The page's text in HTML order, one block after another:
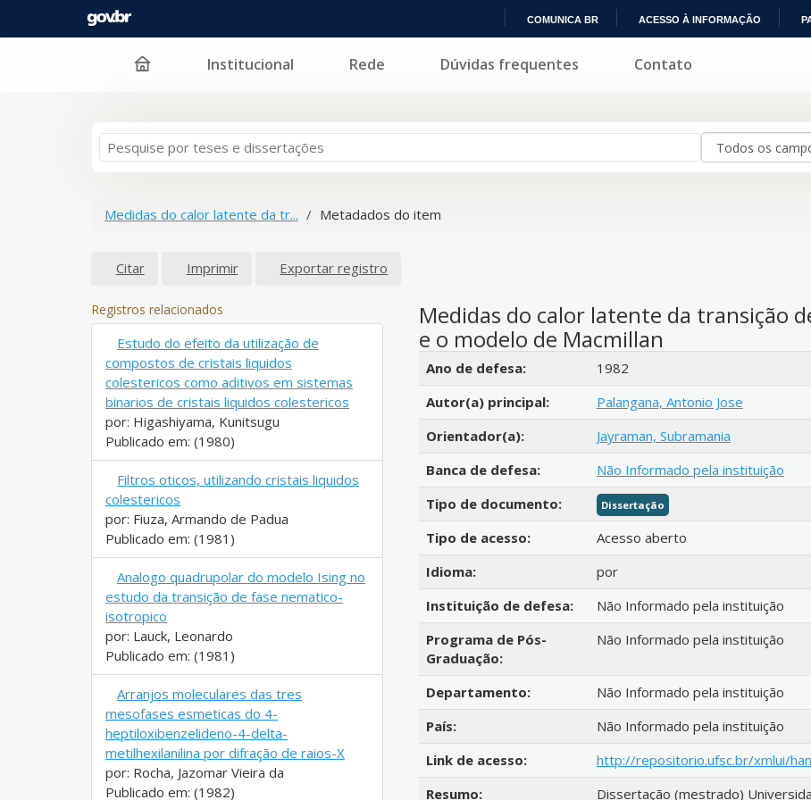
COMUNICA BR ACESSO À INFORMAÇÃO
Pular para o conteúdo Institucional Rede Dúvidas frequentes Contato
Medidas do calor latente da tr... Metadados do item
Citar Imprimir Exportar registro
Medidas do calor latente da transição
e o modelo de Macmillan
Detalhes bibliográficos
Ano de defesa:
1982
Autor(a) principal:
Palangana, Antonio Jose
Orientador(a):
Jayraman, Subramania
Banca de defesa:
Não Informado pela instituição
Tipo de documento:
Dissertação
Tipo de acesso:
Acesso aberto
Idioma:
por
Instituição de defesa:
Não Informado pela instituição
Programa de Pós-
Graduação:
Não Informado pela instituição
Departamento:
Não Informado pela instituição
País:
Não Informado pela instituição
Link de acesso:
http://repositorio.ufsc.br/xmlui/
Resumo:
Dissertação (mestrado)
Registros relacionados
Estudo do efeito da utilização de
compostos de cristais liquidos
colestericos como aditivos em sistemas
binarios de cristais liquidos colestericos
por: Higashiyama, Kunitsugu
Publicado em: (1980)
Filtros oticos, utilizando cristais liquidos
colestericos
por: Fiuza, Armando de Padua
Publicado em: (1981)
Analogo quadrupolar do modelo Ising no
estudo da transição de fase nematico-
isotropico
por: Lauck, Leonardo
Publicado em: (1981)
Arranjos moleculares das tres
mesofases esmeticas do 4-
heptiloxibenzelideno-4-delta-
metilhexilanilina por difração de raios-X
por: Rocha, Jazomar Vieira da
Publicado em: (1982)